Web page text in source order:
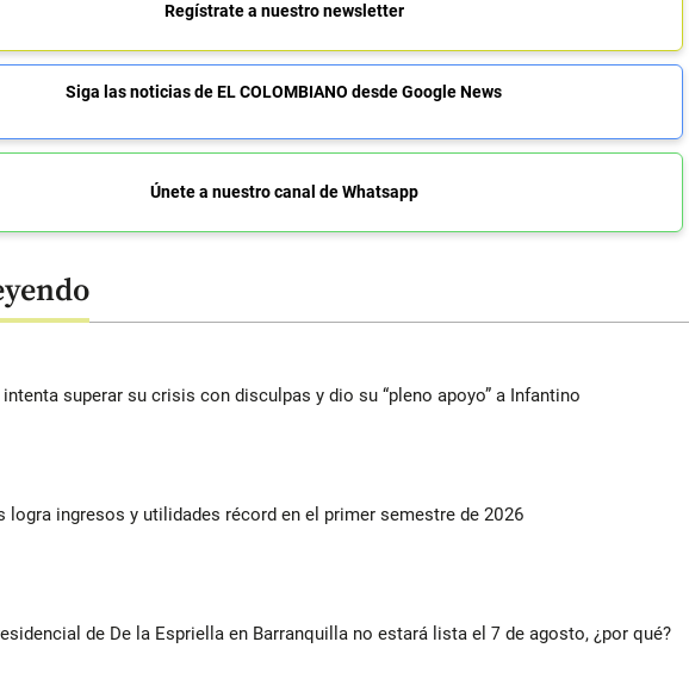
Regístrate a nuestro newsletter
Siga las noticias de EL COLOMBIANO desde Google News
Únete a nuestro canal de Whatsapp
intenta superar su crisis con disculpas y dio su “pleno apoyo” a Infantino
logra ingresos y utilidades récord en el primer semestre de 2026
de De la Espriella en Barranquilla no estará lista el 7 de agosto, ¿por qué?